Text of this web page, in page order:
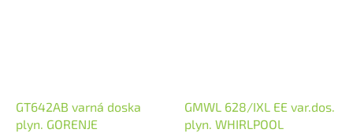
GT642AB varná doska
plyn. GORENJE
GMWL 628/IXL EE var.dos.
plyn. WHIRLPOOL